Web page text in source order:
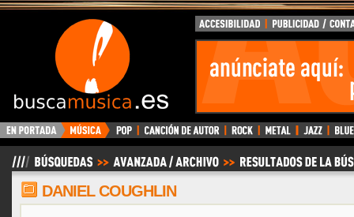
BuscaMusica.es
DANIEL COUGHLIN